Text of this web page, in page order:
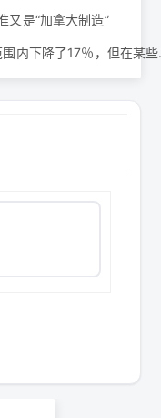
是“加拿大制造”
数据显示